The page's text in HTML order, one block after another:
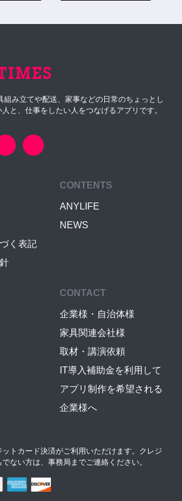
組み立てや配送、家事などの日常のちょっとし
と、仕事をしたい人をつなげるアプリです。
く表記
CONTENTS
ANYLIFE
NEWS
CONTACT
企業様・自治体様
家具関連会社様
取材・講演依頼
IT導入補助金を利用して
アプリ制作を希望される
企業様へ
トカード決済がご利用いただけます。クレジ
ない方は、事務局までご連絡ください。